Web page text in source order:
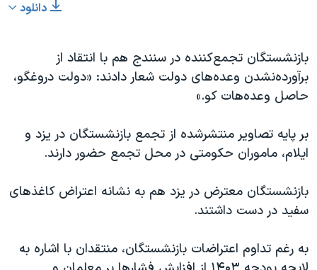
دانلود
بازنشستگان تجمع‌کننده در سنندج هم با انتقاد از
برآورده‌نشدن وعده‌های دولت شعار دادند: «دولت دروغگو،
حاصل وعده‌هات کو.»
بر پایه تصاویر منتشرشده از تجمع بازنشستگان در یزد و
ایلام، ماموران حکومتی در محل تجمع حضور دارند.
بازنشستگان معترض در یزد هم به نشانه اعتراض کاغذهای
سفید در دست داشتند.
به رغم تداوم اعتراضات بازنشستگان، منتقدان با اشاره به